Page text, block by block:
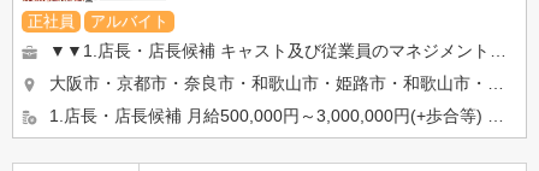
正社員 アルバイト